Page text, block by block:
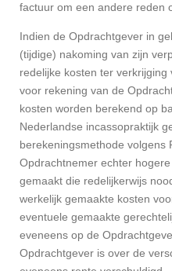
factuur om een andere reden
Indien de Opdrachtgever in
(tijdige) nakoming van zijn
redelijke kosten ter
voor rekening van de
kosten worden berekend op
Nederlandse incassopraktijk
berekeningsmethode volgens
Opdrachtnemer echter
gemaakt die redelijkerwijs
werkelijk gemaakte kosten
eventuele gemaakte
eveneens op de
Opdrachtgever is over de